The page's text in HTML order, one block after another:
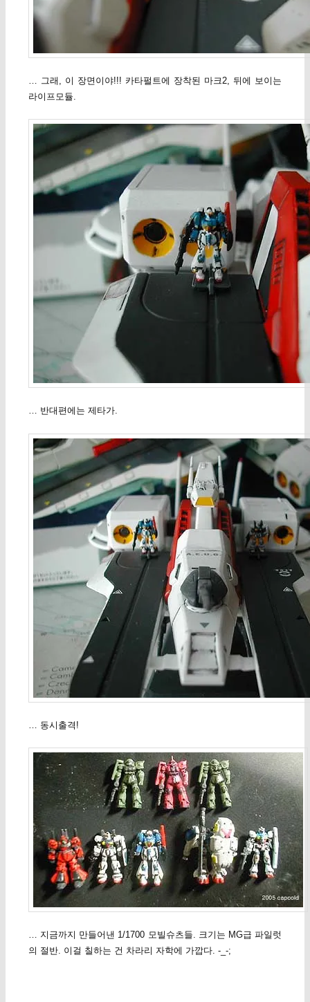
… 그래, 이 장면이야!!! 카타펄트에 장착된 마크2, 뒤에 보이는
라이프모듈.
… 반대편에는 제타가.
… 동시출격!
… 지금까지 만들어낸 1/1700 모빌슈츠들. 크기는 MG급 파일럿
의 절반. 이걸 칠하는 건 차라리 자학에 가깝다. -_-;